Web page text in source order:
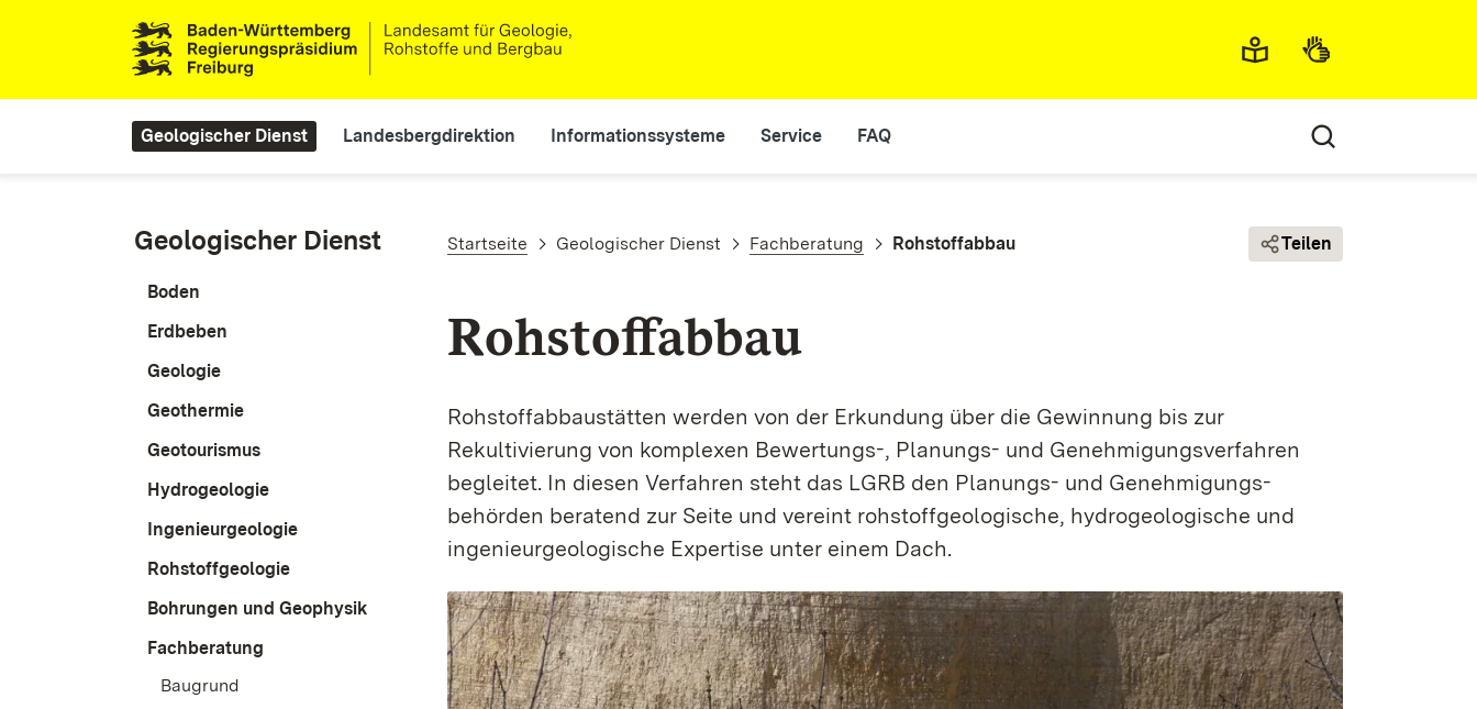
Metamenü
Main navigation
Geologischer Dienst Landesbergdirektion Informationssysteme Service FAQ
Geologischer Dienst
Boden
Erdbeben
Geologie
Geothermie
Geotourismus
Hydrogeologie
Ingenieurgeologie
Rohstoffgeologie
Bohrungen und Geophysik
Fachberatung
Baugrund
Pfadnavigation
Startseite Geologischer Dienst Fachberatung Rohstoffabbau Teilen
Rohstoffabbau
Rohstoff­­abbau­­stätten werden von der Erkundung über die Gewinnung bis zur
Rekultivierung von komplexen Bewertungs-, Planungs- und Genehmigungs­­­­verfahren
begleitet. In diesen Verfahren steht das LGRB den Planungs- und Genehmigungs­­­­­
behörden beratend zur Seite und vereint roh­stoff­­­­­geologische, hydro­­­­geologische und
ingenieur­­­­­geologische Expertise unter einem Dach.